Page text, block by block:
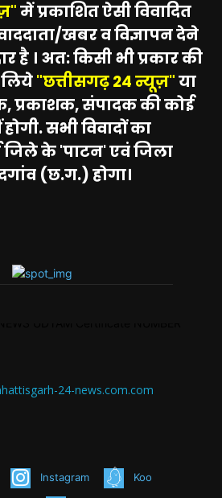
में प्रकाशित ऐसी विवादित
खबर व विज्ञापन देने
है । अत: किसी भी प्रकार की
लिये"छत्तीसगढ़ 24 न्यूज़"या
प्रकाशक, संपादक की कोई
सभी विवादों का
जिले के 'पाटन' एवं जिला
(छ.ग.) होगा।
24-news.com.com
Instagram Koo